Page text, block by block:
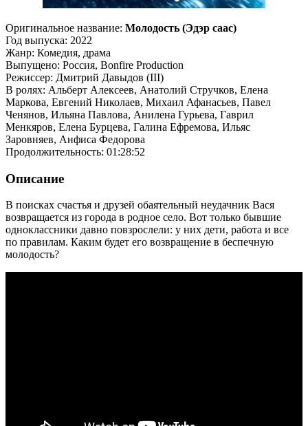
Оригинальное название: Молодость (Эдэр саас)
Год выпуска: 2022
Жанр: Комедия, драма
Выпущено: Россия, Bonfire Production
Режиссер: Дмитрий Давыдов (III)
В ролях: Альберт Алексеев, Анатолий Стручков, Елена
Маркова, Евгений Николаев, Михаил Афанасьев, Павел
Ченянов, Ильяна Павлова, Анилена Гурьева, Гаврил
Менкяров, Елена Бурцева, Галина Ефремова, Ильяс
Заровняев, Анфиса Федорова
Продолжительность: 01:28:52
Описание
В поисках счастья и друзей обаятельный неудачник Вася
возвращается из города в родное село. Вот только бывшие
одноклассники давно повзрослели: у них дети, работа и все
по правилам. Каким будет его возвращение в беспечную
молодость?